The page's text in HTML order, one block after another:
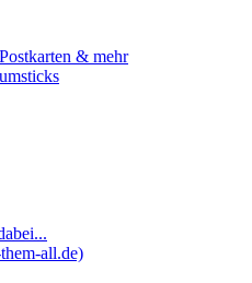
& mehr
all.de)